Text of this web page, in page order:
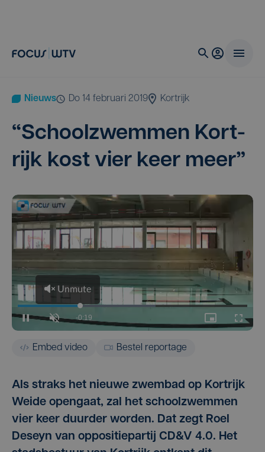
Nieuws do 14 februari 2019 Kortrijk
“School­zwem­men Kort­
rijk kost vier keer meer”
Embed video Bestel reportage
Als straks het nieuwe zwembad op Kortrijk
Weide opengaat, zal het schoolzwemmen
vier keer duurder worden. Dat zegt Roel
Deseyn van oppositiepartij CD&V 4.0. Het